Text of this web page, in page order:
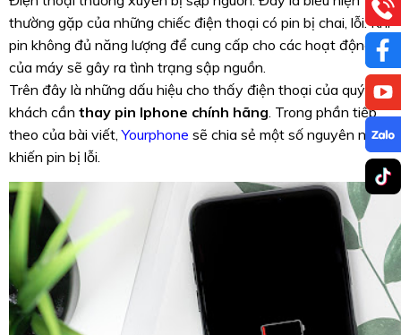
thường gặp của những chiếc điện thoại có pin bị chai, lỗi. Khi
pin không đủ năng lượng để cung cấp cho các hoạt động
của máy sẽ gây ra tình trạng sập nguồn.
Trên đây là những dấu hiệu cho thấy điện thoại của quý
khách cần thay pin Iphone chính hãng. Trong phần tiếp
theo của bài viết,Yourphone sẽ chia sẻ một số nguyên nhân
khiến pin bị lỗi.